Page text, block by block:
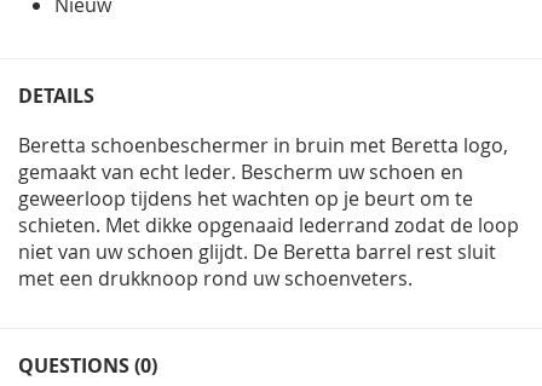
DETAILS
Beretta schoenbeschermer in bruin met Beretta logo,
gemaakt van echt leder. Bescherm uw schoen en
geweerloop tijdens het wachten op je beurt om te
schieten. Met dikke opgenaaid lederrand zodat de loop
niet van uw schoen glijdt. De Beretta barrel rest sluit
met een drukknoop rond uw schoenveters.
QUESTIONS (0)